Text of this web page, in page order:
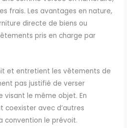
frais. Les avantages en nature,
directe de biens ou
pris en charge par
et entretient les vêtements de
pas justifié de verser
visant le même objet. En
coexister avec d’autres
convention le prévoit.